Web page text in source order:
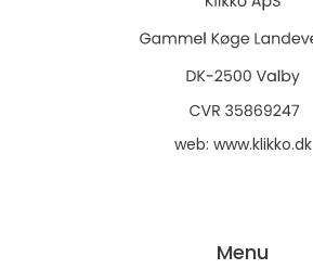
web: www.klikko.dk
Menu